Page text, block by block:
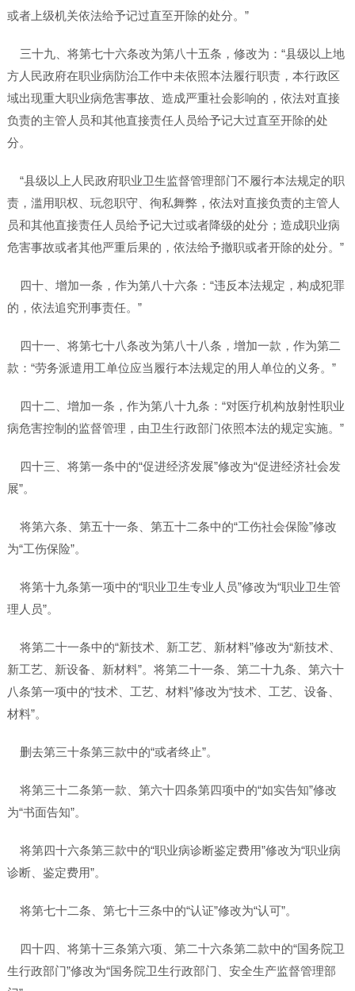
或者上级机关依法给予记过直至开除的处分。”
三十九、将第七十六条改为第八十五条，修改为：“县级以上地
方人民政府在职业病防治工作中未依照本法履行职责，本行政区
域出现重大职业病危害事故、造成严重社会影响的，依法对直接
负责的主管人员和其他直接责任人员给予记大过直至开除的处
分。
“县级以上人民政府职业卫生监督管理部门不履行本法规定的职
责，滥用职权、玩忽职守、徇私舞弊，依法对直接负责的主管人
员和其他直接责任人员给予记大过或者降级的处分；造成职业病
危害事故或者其他严重后果的，依法给予撤职或者开除的处分。”
四十、增加一条，作为第八十六条：“违反本法规定，构成犯罪
的，依法追究刑事责任。”
四十一、将第七十八条改为第八十八条，增加一款，作为第二
款：“劳务派遣用工单位应当履行本法规定的用人单位的义务。”
四十二、增加一条，作为第八十九条：“对医疗机构放射性职业
病危害控制的监督管理，由卫生行政部门依照本法的规定实施。”
四十三、将第一条中的“促进经济发展”修改为“促进经济社会发
展”。
将第六条、第五十一条、第五十二条中的“工伤社会保险”修改
为“工伤保险”。
将第十九条第一项中的“职业卫生专业人员”修改为“职业卫生管
理人员”。
将第二十一条中的“新技术、新工艺、新材料”修改为“新技术、
新工艺、新设备、新材料”。将第二十一条、第二十九条、第六十
八条第一项中的“技术、工艺、材料”修改为“技术、工艺、设备、
材料”。
删去第三十条第三款中的“或者终止”。
将第三十二条第一款、第六十四条第四项中的“如实告知”修改
为“书面告知”。
将第四十六条第三款中的“职业病诊断鉴定费用”修改为“职业病
诊断、鉴定费用”。
将第七十二条、第七十三条中的“认证”修改为“认可”。
四十四、将第十三条第六项、第二十六条第二款中的“国务院卫
生行政部门”修改为“国务院卫生行政部门、安全生产监督管理部